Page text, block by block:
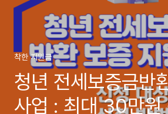
착한 지원금
청년 전세보증금반
사업 : 최대 30만원